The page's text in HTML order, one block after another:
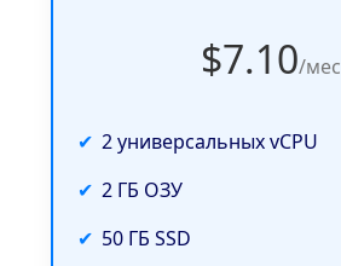
$7.10/мес
2 универсальных vCPU
2 ГБ ОЗУ
50 ГБ SSD